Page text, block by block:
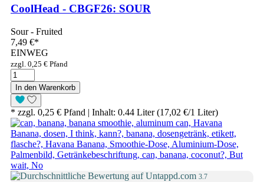
CoolHead - CBGF26: SOUR
Sour - Fruited
7,49 €*
EINWEG
zzgl. 0,25 € Pfand
In den Warenkorb
* zzgl. 0,25 € Pfand | Inhalt: 0.44 Liter (17,02 €/1 Liter)
3.7